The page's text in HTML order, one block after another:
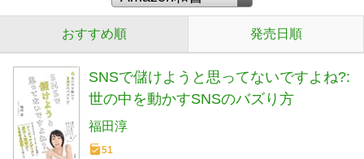
おすすめ順 発売日順
SNSで儲けようと思ってないですよね?:
世の中を動かすSNSのバズり方
福田淳
51